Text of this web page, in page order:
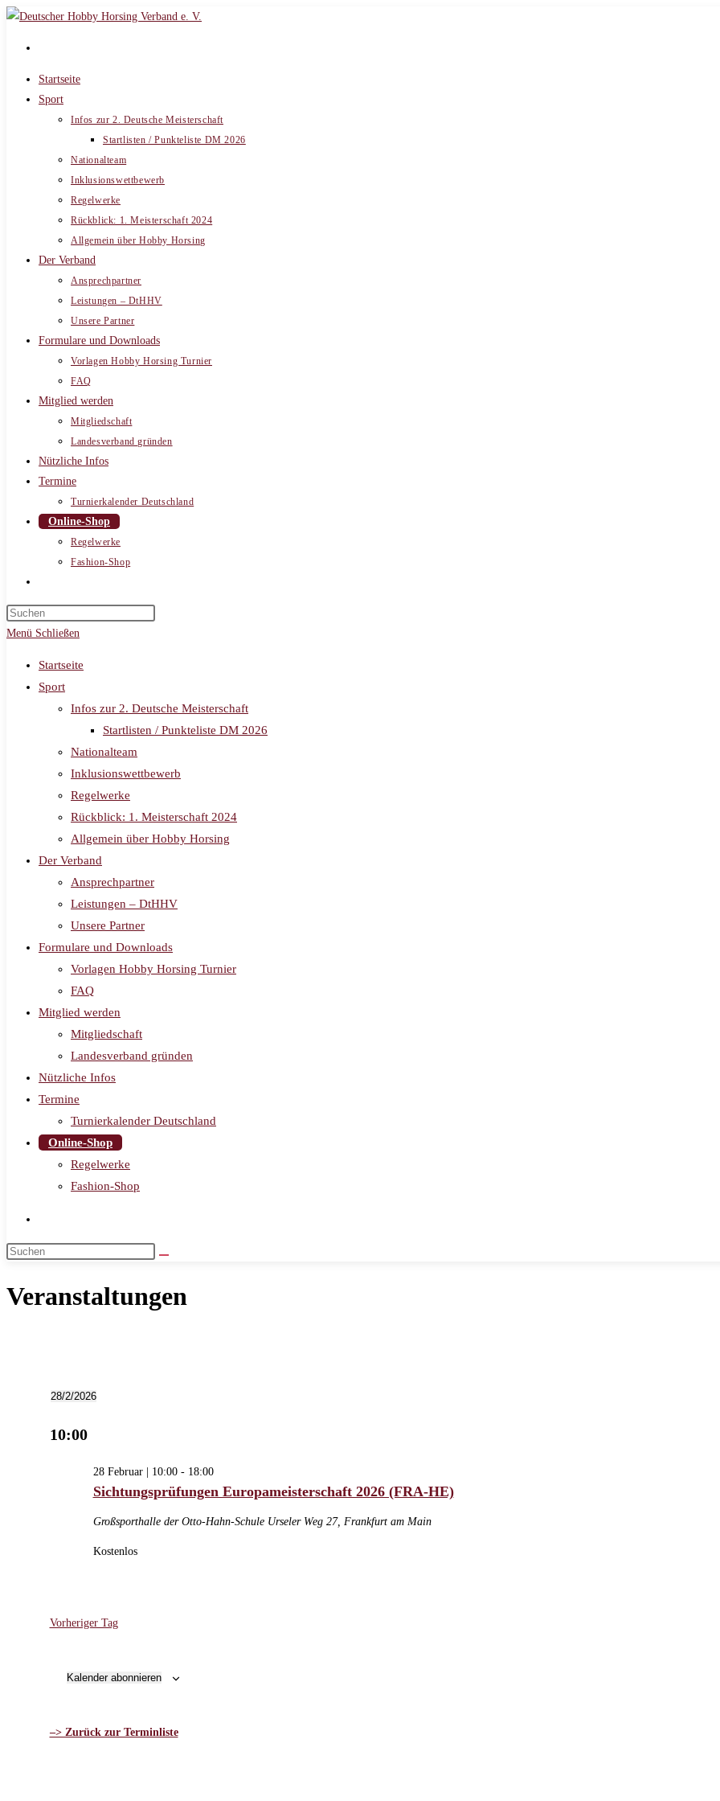
Zum
Startseite
Sport
Infos zur 2. Deutsche Meisterschaft
Startlisten / Punkteliste DM 2026
Nationalteam
Inklusionswettbewerb
Regelwerke
Rückblick: 1. Meisterschaft 2024
Allgemein über Hobby Horsing
Der Verband
Ansprechpartner
Leistungen – DtHHV
Unsere Partner
Formulare und Downloads
Vorlagen Hobby Horsing Turnier
FAQ
Mitglied werden
Mitgliedschaft
Landesverband gründen
Nützliche Infos
Termine
Turnierkalender Deutschland
Online-Shop
Regelwerke
Fashion-Shop
umschalten
Menü Schließen
Startseite
Sport
Infos zur 2. Deutsche Meisterschaft
Startlisten / Punkteliste DM 2026
Nationalteam
Inklusionswettbewerb
Regelwerke
Rückblick: 1. Meisterschaft 2024
Allgemein über Hobby Horsing
Der Verband
Ansprechpartner
Leistungen – DtHHV
Unsere Partner
Formulare und Downloads
Vorlagen Hobby Horsing Turnier
FAQ
Mitglied werden
Mitgliedschaft
Landesverband gründen
Nützliche Infos
Termine
Turnierkalender Deutschland
Online-Shop
Regelwerke
Fashion-Shop
Veranstaltungen
Veranstaltungen
28
Februar,
28/2/2026
wählen.
10:00
Sichtungsprüfungen Europameisterschaft 2026 (FRA-HE)
28 Februar | 10:00- 18:00
Großsporthalle der Otto-Hahn-Schule Urseler Weg 27, Frankfurt am Main
Kostenlos
Vorheriger Tag
Kalender abonnieren
–> Zurück zur Terminliste